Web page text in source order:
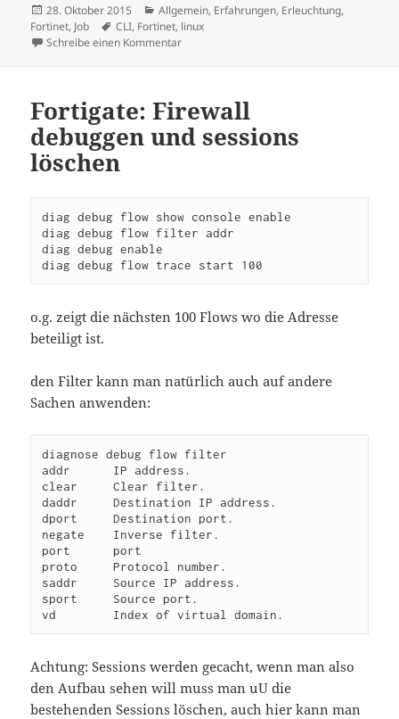
Veröffentlicht
am
28. Oktober 2015 Kategorien
Allgemein, Erfahrungen, Erleuchtung,
Fortinet, Job Schlagwörter
CLI, Fortinet, linux
Schreibe einen Kommentarzu Fortinet – ein bisschen Shell für alle
Fortigate: Firewall
debuggen und sessions
löschen
diag debug flow show console enable
diag debug flow filter addr
diag debug enable
o.g. zeigt die nächsten 100 Flows wo die Adresse
beteiligt ist.
den Filter kann man natürlich auch auf andere
Sachen anwenden:
diagnose debug flow filter
addr      IP address.
clear     Clear filter.
daddr     Destination IP address.
dport     Destination port.
negate    Inverse filter.
port      port
proto     Protocol number.
saddr     Source IP address.
sport     Source port.
Achtung: Sessions werden gecacht, wenn man also
den Aufbau sehen will muss man uU die
bestehenden Sessions löschen, auch hier kann man